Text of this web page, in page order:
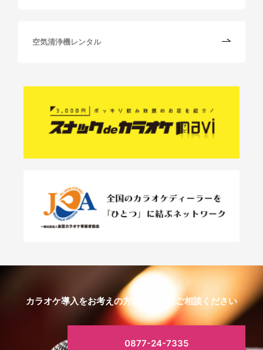
空気清浄機レンタル
カラオケ導入をお考えの方はお気軽にご相談ください
0877-24-7335